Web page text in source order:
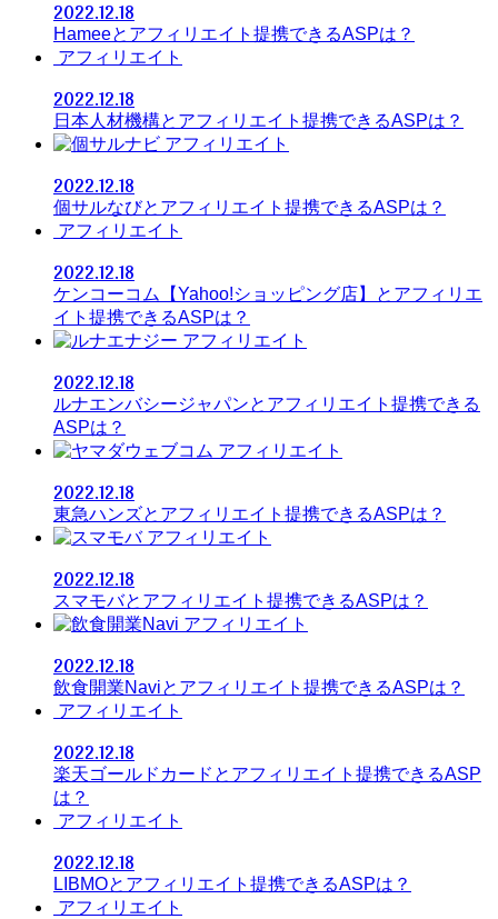
2022.12.18
Hameeとアフィリエイト提携できるASPは？
アフィリエイト
2022.12.18
日本人材機構とアフィリエイト提携できるASPは？
アフィリエイト
2022.12.18
個サルなびとアフィリエイト提携できるASPは？
アフィリエイト
2022.12.18
ケンコーコム【Yahoo!ショッピング店】とアフィリエ
イト提携できるASPは？
アフィリエイト
2022.12.18
ルナエンバシージャパンとアフィリエイト提携できる
ASPは？
アフィリエイト
2022.12.18
東急ハンズとアフィリエイト提携できるASPは？
アフィリエイト
2022.12.18
スマモバとアフィリエイト提携できるASPは？
アフィリエイト
2022.12.18
飲食開業Naviとアフィリエイト提携できるASPは？
アフィリエイト
2022.12.18
楽天ゴールドカードとアフィリエイト提携できるASP
は？
アフィリエイト
2022.12.18
LIBMOとアフィリエイト提携できるASPは？
アフィリエイト